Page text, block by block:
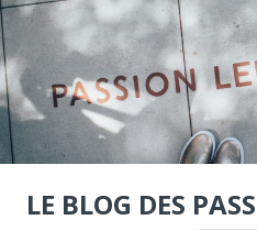
LE BLOG DES